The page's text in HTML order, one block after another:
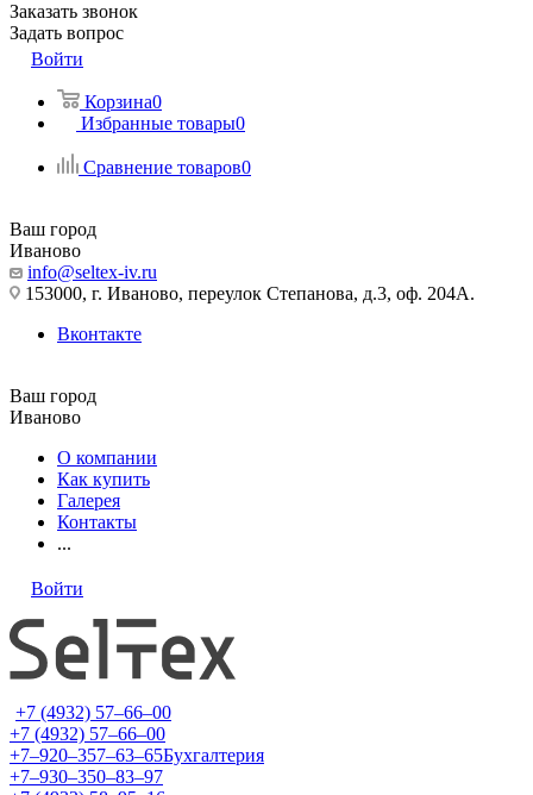
Заказать звонок
Задать вопрос
Войти
Корзина0
Избранные товары0
Сравнение товаров0
Ваш город
Иваново
info@seltex-iv.ru
153000, г. Иваново, переулок Степанова, д.3, оф. 204А.
Вконтакте
Ваш город
Иваново
О компании
Как купить
Галерея
Контакты
...
Войти
+7 (4932) 57‒66‒00
+7 (4932) 57‒66‒00
+7‒920‒357‒63‒65Бухгалтерия
+7‒930‒350‒83‒97